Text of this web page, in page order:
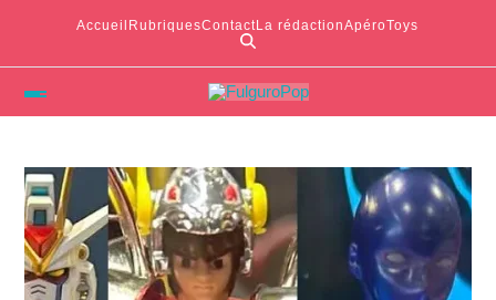
Accueil RubriquesContactLa rédactionApéroToys